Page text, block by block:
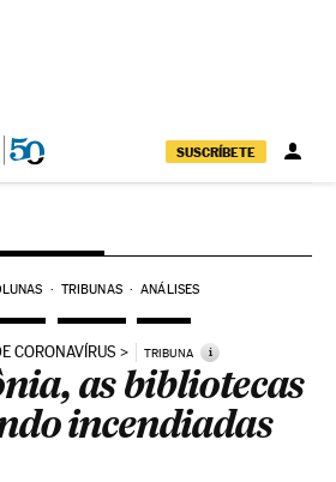
SUSCRÍBETE
TRIBUNAS ANÁLISES
CORONAVÍRUS TRIBUNA i
as bibliotecas
incendiadas